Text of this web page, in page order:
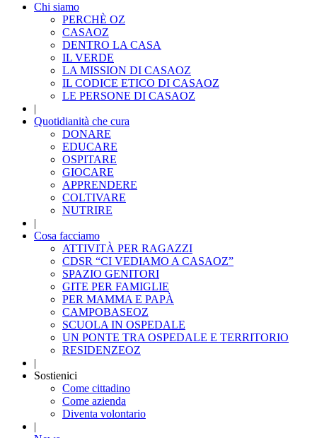
Chi siamo
PERCHÈ OZ
CASAOZ
DENTRO LA CASA
IL VERDE
LA MISSION DI CASAOZ
IL CODICE ETICO DI CASAOZ
LE PERSONE DI CASAOZ
|
Quotidianità che cura
DONARE
EDUCARE
OSPITARE
GIOCARE
APPRENDERE
COLTIVARE
NUTRIRE
|
Cosa facciamo
ATTIVITÀ PER RAGAZZI
CDSR “CI VEDIAMO A CASAOZ”
SPAZIO GENITORI
GITE PER FAMIGLIE
PER MAMMA E PAPÀ
CAMPOBASEOZ
SCUOLA IN OSPEDALE
UN PONTE TRA OSPEDALE E TERRITORIO
RESIDENZEOZ
|
Sostienici
Come cittadino
Come azienda
Diventa volontario
|